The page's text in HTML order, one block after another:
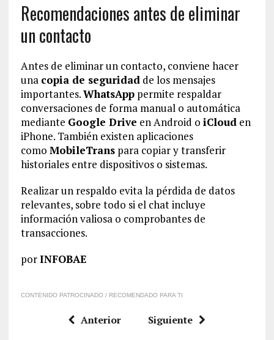
Recomendaciones antes de eliminar
un contacto
Antes de eliminar un contacto, conviene hacer
una copia de seguridadde los mensajes
importantes.WhatsApppermite respaldar
conversaciones de forma manual o automática
mediante Google Drive en Android o iClouden
iPhone. También existen aplicaciones
como MobileTranspara copiar y transferir
historiales entre dispositivos o sistemas.
Realizar un respaldo evita la pérdida de datos
relevantes, sobre todo si el chat incluye
información valiosa o comprobantes de
transacciones.
porINFOBAE
CONTENIDO PATROCINADO / RECOMENDADO PARA TI
Anterior Siguiente